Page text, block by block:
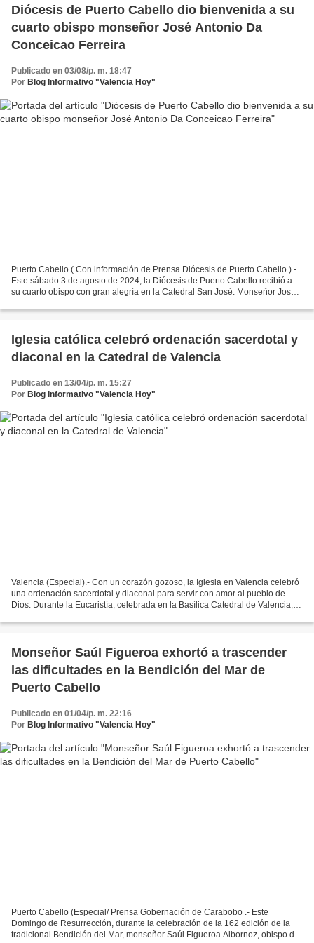
Diócesis de Puerto Cabello dio bienvenida a su
cuarto obispo monseñor José Antonio Da
Conceicao Ferreira
Publicado en 03/08/p. m. 18:47
Por Blog Informativo "Valencia Hoy"
Puerto Cabello ( Con información de Prensa Diócesis de Puerto Cabello ).-
Este sábado 3 de agosto de 2024, la Diócesis de Puerto Cabello recibió a
su cuarto obispo con gran alegría en la Catedral San José. Monseñor José
Iglesia católica celebró ordenación sacerdotal y
diaconal en la Catedral de Valencia
Publicado en 13/04/p. m. 15:27
Por Blog Informativo "Valencia Hoy"
Valencia (Especial).- Con un corazón gozoso, la Iglesia en Valencia celebró
una ordenación sacerdotal y diaconal para servir con amor al pueblo de
Dios. Durante la Eucaristía, celebrada en la Basílica Catedral de Valencia, la
Monseñor Saúl Figueroa exhortó a trascender
las dificultades en la Bendición del Mar de
Puerto Cabello
Publicado en 01/04/p. m. 22:16
Por Blog Informativo "Valencia Hoy"
Puerto Cabello (Especial/ Prensa Gobernación de Carabobo .- Este
Domingo de Resurrección, durante la celebración de la 162 edición de la
tradicional Bendición del Mar, monseñor Saúl Figueroa Albornoz, obispo de